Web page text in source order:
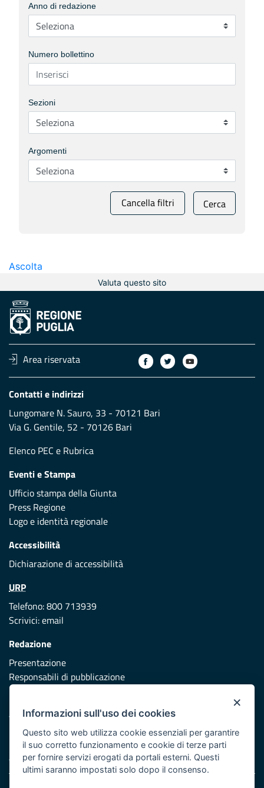
Anno di redazione
Numero bollettino
Sezioni
Argomenti
Cancella filtri Cerca
Ascolta
Valuta questo sito
Area riservata
Contatti e indirizzi
Lungomare N. Sauro, 33 - 70121 Bari
Via G. Gentile, 52 - 70126 Bari
Elenco PEC e Rubrica
Eventi e Stampa
Ufficio stampa della Giunta
Press Regione
Logo e identità regionale
Accessibilità
Dichiarazione di accessibilità
URP
Telefono: 800 713939
Scrivici:email
Redazione
Presentazione
Responsabili di pubblicazione
Vai al sito di Protezione Civile Puglia
Iniziativa finanziata con risorse del POR Puglia 2014/2020 -
Asse XI
×
Informazioni sull'uso dei cookies
Questo sito web utilizza cookie essenziali per garantire
il suo corretto funzionamento e cookie di terze parti
per fornire servizi erogati da portali esterni. Questi
ultimi saranno impostati solo dopo il consenso.